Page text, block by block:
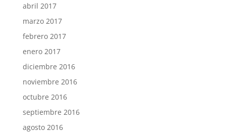
abril 2017
marzo 2017
febrero 2017
enero 2017
diciembre 2016
noviembre 2016
octubre 2016
septiembre 2016
agosto 2016